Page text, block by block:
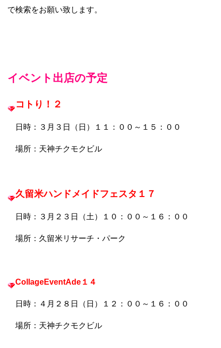
で検索をお願い致します。
イベント出店の予定
コトり！２
日時：３月３日（日）１１：００～１５：００
場所：天神チクモクビル
久留米ハンドメイドフェスタ１７
日時：３月２３日（土）１０：００～１６：００
場所：久留米リサーチ・パーク
CollageEventAde１４
日時：４月２８日（日）１２：００～１６：００
場所：天神チクモクビル